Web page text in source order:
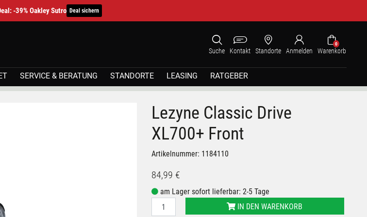
-39% Oakley Sutro Deal sichern
Suche Kontakt Standorte Anmelden
0
Warenkorb
SERVICE & BERATUNG STANDORTE LEASING RATGEBER
Lezyne Classic Drive
XL700+ Front
Artikelnummer: 1184110
84,99 €
am Lager sofort lieferbar: 2-5 Tage
IN DEN WARENKORB